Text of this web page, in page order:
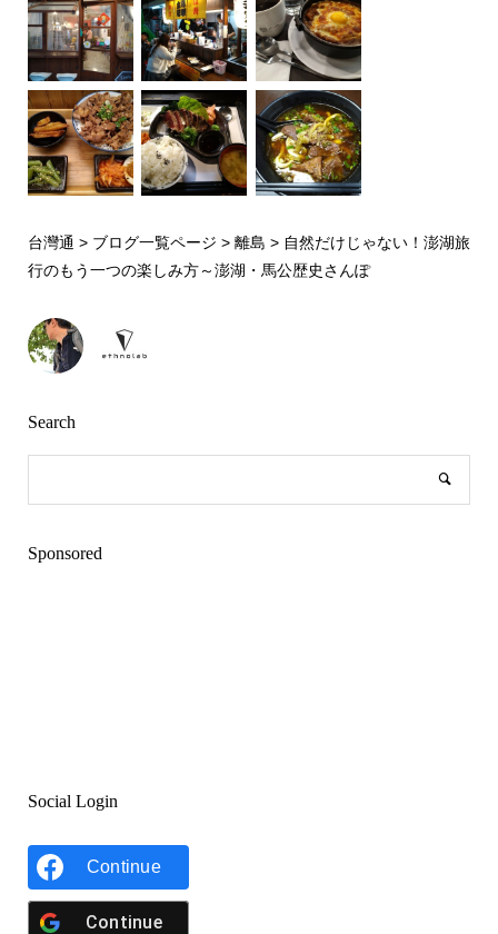
台灣通 > ブログ一覧ページ > 離島 > 自然だけじゃない！澎湖旅
行のもう一つの楽しみ方～澎湖・馬公歴史さんぽ
Search
Sponsored
Social Login
Continue
Continue